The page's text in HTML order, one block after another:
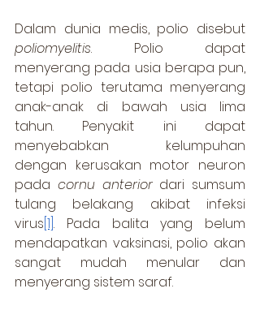
poliomyelitis. Polio dapat
menyerang pada usia berapa pun,
tetapi polio terutama menyerang
anak-anak di bawah usia lima
tahun. Penyakit ini dapat
menyebabkan kelumpuhan
dengan kerusakan motor neuron
pada cornu anterior dari sumsum
tulang belakang akibat infeksi
virus [1] . Pada balita yang belum
mendapatkan vaksinasi, polio akan
sangat mudah menular dan
menyerang sistem saraf.